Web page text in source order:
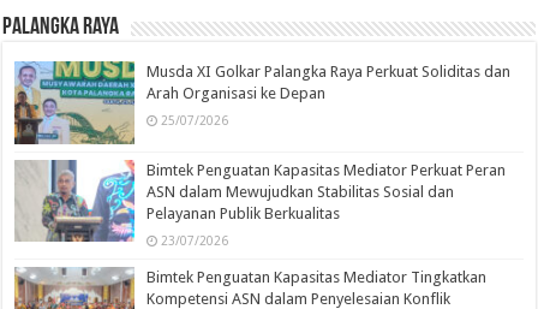
Palangka Raya
Musda XI Golkar Palangka Raya Perkuat Soliditas dan
Arah Organisasi ke Depan
25/07/2026
Bimtek Penguatan Kapasitas Mediator Perkuat Peran
ASN dalam Mewujudkan Stabilitas Sosial dan
Pelayanan Publik Berkualitas
23/07/2026
Bimtek Penguatan Kapasitas Mediator Tingkatkan
Kompetensi ASN dalam Penyelesaian Konflik